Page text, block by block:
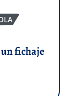
fichaje